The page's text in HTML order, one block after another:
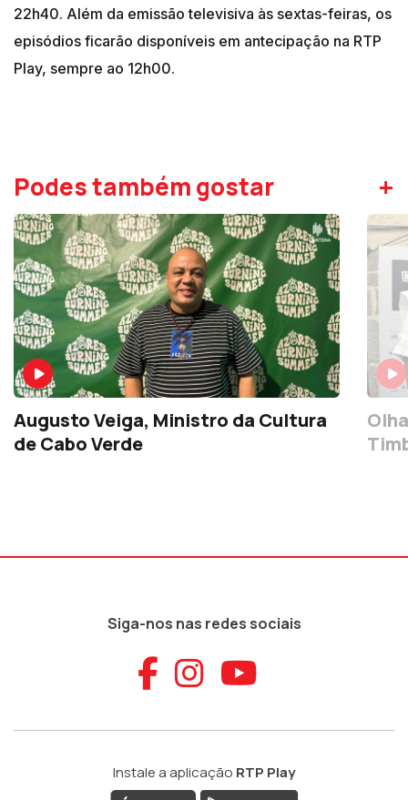
22h40. Além da emissão televisiva às sextas-feiras, os
episódios ficarão disponíveis em antecipação na RTP
Play, sempre ao 12h00.
Podes também gostar +
Augusto Veiga, Ministro da Cultura
de Cabo Verde
Siga-nos nas redes sociais
Aceder ao
Aceder ao
Aceder
Instale a aplicação RTP Play